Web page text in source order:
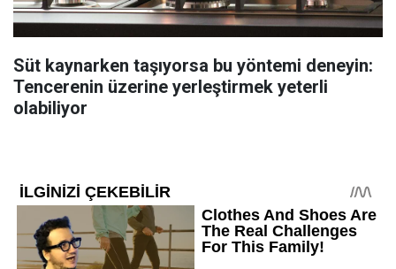
Süt kaynarken taşıyorsa bu yöntemi deneyin:
Tencerenin üzerine yerleştirmek yeterli
olabiliyor